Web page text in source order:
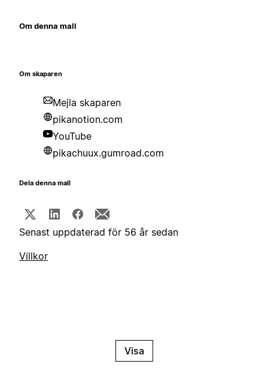
Om denna mall
Om skaparen
Mejla skaparen
pikanotion.com
YouTube
pikachuux.gumroad.com
Dela denna mall
Senast uppdaterad för 56 år sedan
Villkor
Visa